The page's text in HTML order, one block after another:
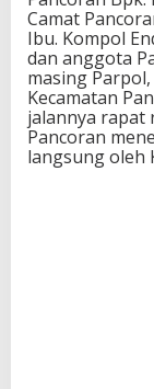
Camat
Ibu. Kompol
dan anggota
masing
Kecamatan
jalannya rapat
Pancoran
langsung oleh